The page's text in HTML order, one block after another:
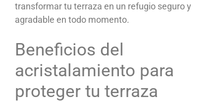
transformar tu terraza en un refugio seguro y
agradable en todo momento.
Beneficios del
acristalamiento para
proteger tu terraza